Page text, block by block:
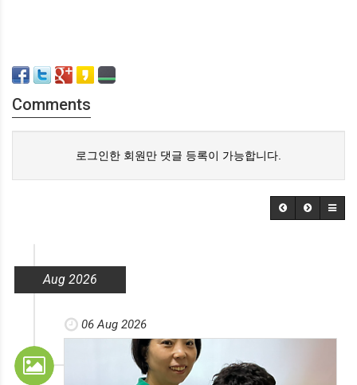
Comments
로그인한 회원만 댓글 등록이 가능합니다.
Aug 2026
06 Aug 2026